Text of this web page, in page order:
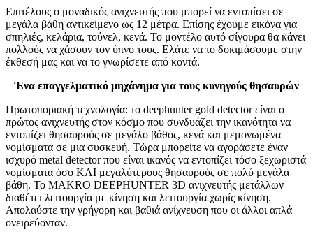
Επιτέλους ο μοναδικός ανιχνευτής που μπορεί να εντοπίσει σε
μεγάλα βάθη αντικείμενο ως 12 μέτρα. Επίσης έχουμε εικόνα για
σπηλιές, κελάρια, τούνελ, κενά. Το μοντέλο αυτό σίγουρα θα κάνει
πολλούς να χάσουν τον ύπνο τους. Ελάτε να το δοκιμάσουμε στην
έκθεσή μας και να το γνωρίσετε από κοντά.
Ένα επαγγελματικό μηχάνημα για τους κυνηγούς θησαυρών
Πρωτοποριακή τεχνολογία: το deephunter gold detector είναι ο
πρώτος ανιχνευτής στον κόσμο που συνδυάζει την ικανότητα να
εντοπίζει θησαυρούς σε μεγάλο βάθος, κενά και μεμονωμένα
νομίσματα σε μια συσκευή. Τώρα μπορείτε να αγοράσετε έναν
ισχυρό metal detector που είναι ικανός να εντοπίζει τόσο ξεχωριστά
νομίσματα όσο ΚΑΙ μεγαλύτερους θησαυρούς σε πολύ μεγάλα
βάθη. Το MAKRO DEEPHUNTER 3D ανιχνευτής μετάλλων
διαθέτει λειτουργία με κίνηση και λειτουργία χωρίς κίνηση.
Απολαύστε την γρήγορη και βαθιά ανίχνευση που οι άλλοι απλά
ονειρεύονταν.